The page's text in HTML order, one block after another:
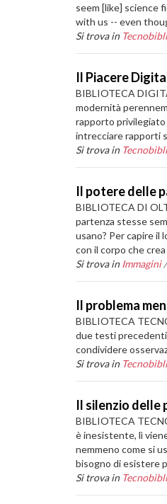
seem [like] science
with us -- even
Si trova in
Il Piacere
BIBLIOTECA
modernità
rapporto
intrecciare rapporti
Si trova in
Il potere delle
BIBLIOTECA DI
partenza stesse
usano? Per capire
con il corpo che
Si trova in Immagini
Il problema
BIBLIOTECA
due testi
condividere
Si trova in
Il silenzio delle
BIBLIOTECA
è inesistente, lì
nemmeno come si
bisogno di esistere
Si trova in